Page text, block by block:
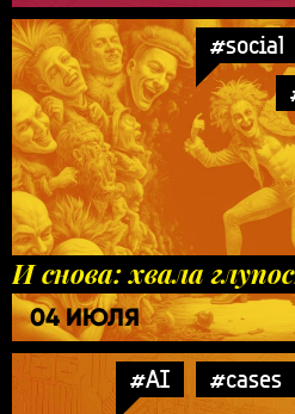
#social
И снова: хвала
04 ИЮЛЯ
#AI #cases